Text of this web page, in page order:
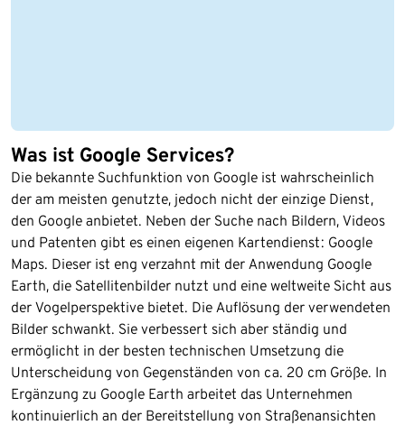
Was ist Google Services?
Die bekannte Suchfunktion von Google ist wahrscheinlich
der am meisten genutzte, jedoch nicht der einzige Dienst,
den Google anbietet. Neben der Suche nach Bildern, Videos
und Patenten gibt es einen eigenen Kartendienst: Google
Maps. Dieser ist eng verzahnt mit der Anwendung Google
Earth, die Satellitenbilder nutzt und eine weltweite Sicht aus
der Vogelperspektive bietet. Die Auflösung der verwendeten
Bilder schwankt. Sie verbessert sich aber ständig und
ermöglicht in der besten technischen Umsetzung die
Unterscheidung von Gegenständen von ca. 20 cm Größe. In
Ergänzung zu Google Earth arbeitet das Unternehmen
kontinuierlich an der Bereitstellung von Straßenansichten